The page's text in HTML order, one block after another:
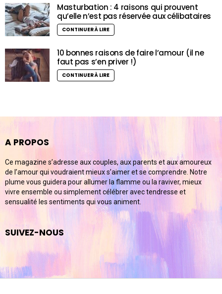
Masturbation : 4 raisons qui prouvent
qu’elle n’est pas réservée aux célibataires
CONTINUER À LIRE
10 bonnes raisons de faire l’amour (il ne
faut pas s’en priver !)
CONTINUER À LIRE
A PROPOS
Ce magazine s’adresse aux couples, aux parents et aux amoureux
de l’amour qui voudraient mieux s’aimer et se comprendre. Notre
plume vous guidera pour allumer la flamme ou la raviver, mieux
vivre ensemble ou simplement célébrer avec tendresse et
sensualité les sentiments qui vous animent.
SUIVEZ-NOUS